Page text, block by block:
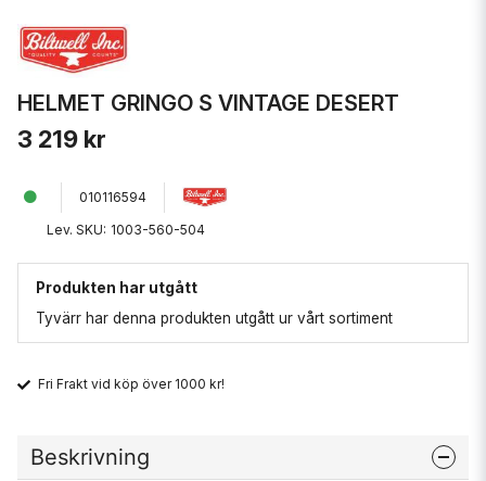
HELMET GRINGO S VINTAGE DESERT
3 219 kr
010116594
Lev. SKU: 1003-560-504
Produkten har utgått
Tyvärr har denna produkten utgått ur vårt sortiment
Fri Frakt vid köp över 1000 kr!
Beskrivning